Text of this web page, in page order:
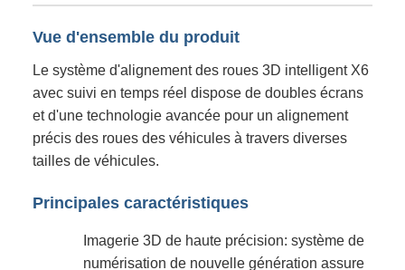
Vue d'ensemble du produit
Le système d'alignement des roues 3D intelligent X6
avec suivi en temps réel dispose de doubles écrans
et d'une technologie avancée pour un alignement
précis des roues des véhicules à travers diverses
tailles de véhicules.
Principales caractéristiques
Imagerie 3D de haute précision: système de
numérisation de nouvelle génération assure